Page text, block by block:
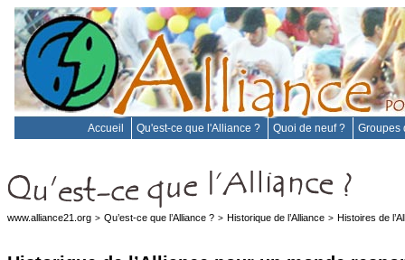
Accueil Qu'est-ce que l'Alliance ? Quoi de neuf ? Groupes
www.alliance21.org > Qu’est-ce que l’Alliance ? > Historique de l’Alliance > Histoires de